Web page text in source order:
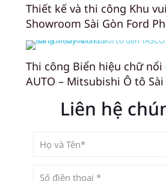
Thiết kế và thi công Khu
Showroom Sài Gòn Ford
Thi công Biển hiệu chữ nổi
AUTO – Mitsubishi Ô tô
Liên hệ